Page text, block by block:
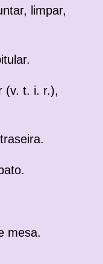
limpar,
(v. t. i. r.),
mesa.